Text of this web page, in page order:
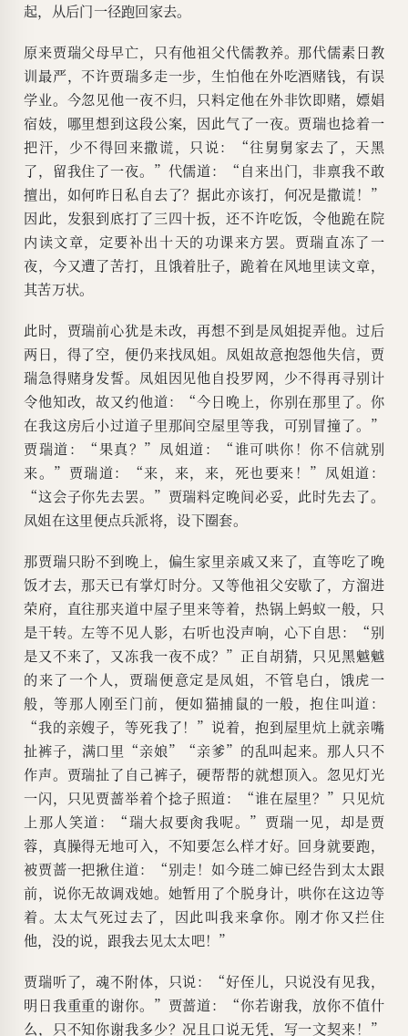
起，从后门一径跑回家去。
原来贾瑞父母早亡，只有他祖父代儒教养。那代儒素日教
训最严，不许贾瑞多走一步，生怕他在外吃酒赌钱，有误
学业。今忽见他一夜不归，只料定他在外非饮即赌，嫖娼
宿妓，哪里想到这段公案，因此气了一夜。贾瑞也捻着一
把汗，少不得回来撒谎，只说：“往舅舅家去了，天黑
了，留我住了一夜。”代儒道：“自来出门，非禀我不敢
擅出，如何昨日私自去了？据此亦该打，何况是撒谎！”
因此，发狠到底打了三四十扳，还不许吃饭，令他跪在院
内读文章，定要补出十天的功课来方罢。贾瑞直冻了一
夜，今又遭了苦打，且饿着肚子，跪着在风地里读文章，
其苦万状。
此时，贾瑞前心犹是未改，再想不到是凤姐捉弄他。过后
两日，得了空，便仍来找凤姐。凤姐故意抱怨他失信，贾
瑞急得赌身发誓。凤姐因见他自投罗网，少不得再寻别计
令他知改，故又约他道：“今日晚上，你别在那里了。你
在我这房后小过道子里那间空屋里等我，可别冒撞了。”
贾瑞道：“果真？”凤姐道：“谁可哄你！你不信就别
来。”贾瑞道：“来，来，来，死也要来！”凤姐道：
“这会子你先去罢。”贾瑞料定晚间必妥，此时先去了。
凤姐在这里便点兵派将，设下圈套。
那贾瑞只盼不到晚上，偏生家里亲戚又来了，直等吃了晚
饭才去，那天已有掌灯时分。又等他祖父安歇了，方溜进
荣府，直往那夹道中屋子里来等着，热锅上蚂蚁一般，只
是干转。左等不见人影，右听也没声响，心下自思：“别
是又不来了，又冻我一夜不成？”正自胡猜，只见黑魆魆
的来了一个人，贾瑞便意定是凤姐，不管皂白，饿虎一
般，等那人刚至门前，便如猫捕鼠的一般，抱住叫道：
“我的亲嫂子，等死我了！”说着，抱到屋里炕上就亲嘴
扯裤子，满口里“亲娘”“亲爹”的乱叫起来。那人只不
作声。贾瑞扯了自己裤子，硬帮帮的就想顶入。忽见灯光
一闪，只见贾蔷举着个捻子照道：“谁在屋里？”只见炕
上那人笑道：“瑞大叔要肏我呢。”贾瑞一见，却是贾
蓉，真臊得无地可入，不知要怎么样才好。回身就要跑，
被贾蔷一把揪住道：“别走！如今琏二婶已经告到太太跟
前，说你无故调戏她。她暂用了个脱身计，哄你在这边等
着。太太气死过去了，因此叫我来拿你。刚才你又拦住
他，没的说，跟我去见太太吧！”
贾瑞听了，魂不附体，只说：“好侄儿，只说没有见我，
明日我重重的谢你。”贾蔷道：“你若谢我，放你不值什
么，只不知你谢我多少？况且口说无凭，写一文契来！”